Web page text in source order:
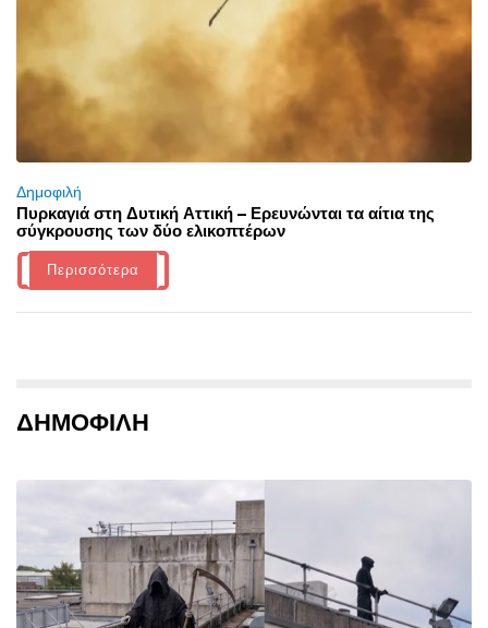
Δημοφιλή
Πυρκαγιά στη Δυτική Αττική – Ερευνώνται τα αίτια της
σύγκρουσης των δύο ελικοπτέρων
Περισσότερα
ΔΗΜΟΦΙΛΗ